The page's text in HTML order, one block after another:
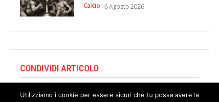
Calcio 6 Agosto 2026
CONDIVIDI ARTICOLO
Utilizziamo i cookie per essere sicuri che tu possa avere la